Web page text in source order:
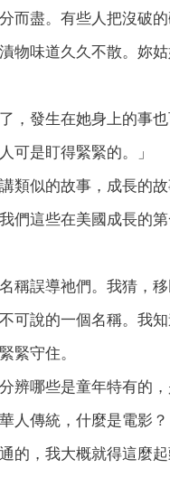
而盡。有些人把沒破
物味道久久不散。妳
，發生在她身上的事
可是盯得緊緊的。」
似的故事，成長的
們這些在美國成長的
稱誤導祂們。我猜，
可說的一個名稱。我
緊守住。
辨哪些是童年特有的
人傳統，什麼是電影？
的，我大概就得這麼